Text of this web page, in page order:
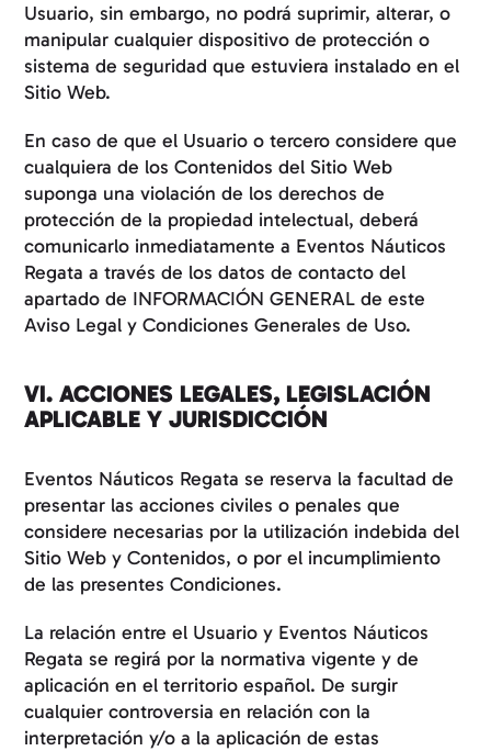
Usuario, sin embargo, no podrá suprimir, alterar, o
manipular cualquier dispositivo de protección o
sistema de seguridad que estuviera instalado en el
Sitio Web.
En caso de que el Usuario o tercero considere que
cualquiera de los Contenidos del Sitio Web
suponga una violación de los derechos de
protección de la propiedad intelectual, deberá
comunicarlo inmediatamente a Eventos Náuticos
Regata a través de los datos de contacto del
apartado de INFORMACIÓN GENERAL de este
Aviso Legal y Condiciones Generales de Uso.
VI. ACCIONES LEGALES, LEGISLACIÓN
APLICABLE Y JURISDICCIÓN
Eventos Náuticos Regata se reserva la facultad de
presentar las acciones civiles o penales que
considere necesarias por la utilización indebida del
Sitio Web y Contenidos, o por el incumplimiento
de las presentes Condiciones.
La relación entre el Usuario y Eventos Náuticos
Regata se regirá por la normativa vigente y de
aplicación en el territorio español. De surgir
cualquier controversia en relación con la
interpretación y/o a la aplicación de estas